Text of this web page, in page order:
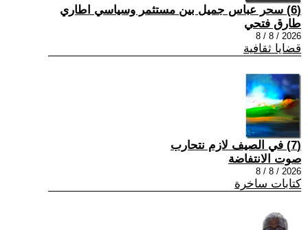
(6) سحر عباس جميل بين مستثمر وسياسي اطاري
طارق فتحي
2026 / 8 / 8
قضايا ثقافية
(7) في الصيف لازم نتحارب
صوت الانتفاضة
2026 / 8 / 8
كتابات ساخرة